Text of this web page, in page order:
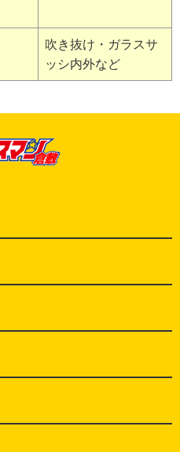
吹き抜け・ガラスサ
ッシ内外など